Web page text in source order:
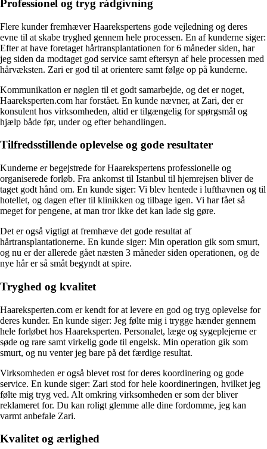
Professionel og tryg rådgivning
Flere kunder fremhæver Haarekspertens gode vejledning og deres
evne til at skabe tryghed gennem hele processen. En af kunderne siger:
Efter at have foretaget hårtransplantationen for 6 måneder siden, har
jeg siden da modtaget god service samt eftersyn af hele processen med
hårvæksten. Zari er god til at orientere samt følge op på kunderne.
Kommunikation er nøglen til et godt samarbejde, og det er noget,
Haareksperten.com har forstået. En kunde nævner, at Zari, der er
konsulent hos virksomheden, altid er tilgængelig for spørgsmål og
hjælp både før, under og efter behandlingen.
Tilfredsstillende oplevelse og gode resultater
Kunderne er begejstrede for Haarekspertens professionelle og
organiserede forløb. Fra ankomst til Istanbul til hjemrejsen bliver de
taget godt hånd om. En kunde siger: Vi blev hentede i lufthavnen og til
hotellet, og dagen efter til klinikken og tilbage igen. Vi har fået så
meget for pengene, at man tror ikke det kan lade sig gøre.
Det er også vigtigt at fremhæve det gode resultat af
hårtransplantationerne. En kunde siger: Min operation gik som smurt,
og nu er der allerede gået næsten 3 måneder siden operationen, og de
nye hår er så småt begyndt at spire.
Tryghed og kvalitet
Haareksperten.com er kendt for at levere en god og tryg oplevelse for
deres kunder. En kunde siger: Jeg følte mig i trygge hænder gennem
hele forløbet hos Haareksperten. Personalet, læge og sygeplejerne er
søde og rare samt virkelig gode til engelsk. Min operation gik som
smurt, og nu venter jeg bare på det færdige resultat.
Virksomheden er også blevet rost for deres koordinering og gode
service. En kunde siger: Zari stod for hele koordineringen, hvilket jeg
følte mig tryg ved. Alt omkring virksomheden er som der bliver
reklameret for. Du kan roligt glemme alle dine fordomme, jeg kan
varmt anbefale Zari.
Kvalitet og ærlighed